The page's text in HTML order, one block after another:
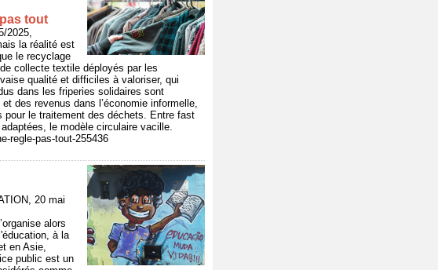
tout
2025,
la réalité est
le recyclage
collecte textile déployés par les
qualité et difficiles à valoriser, qui
dans les friperies solidaires sont
des revenus dans l’économie informelle,
le traitement des déchets. Entre fast
le modèle circulaire vacille.
regle-pas-tout-255436
20 mai
alors
à la
en Asie,
public est un